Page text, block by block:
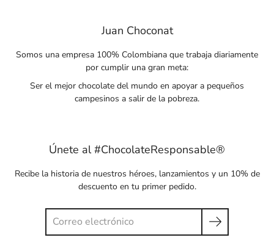
Juan Choconat
Somos una empresa 100% Colombiana que trabaja diariamente
por cumplir una gran meta:
Ser el mejor chocolate del mundo en apoyar a pequeños
campesinos a salir de la pobreza.
Únete al #ChocolateResponsable®
Recibe la historia de nuestros héroes, lanzamientos y un 10% de
descuento en tu primer pedido.